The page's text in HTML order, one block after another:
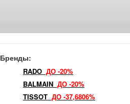
Бренды:
RADO ДО -20%
BALMAIN ДО -20%
TISSOT ДО -37,6806%